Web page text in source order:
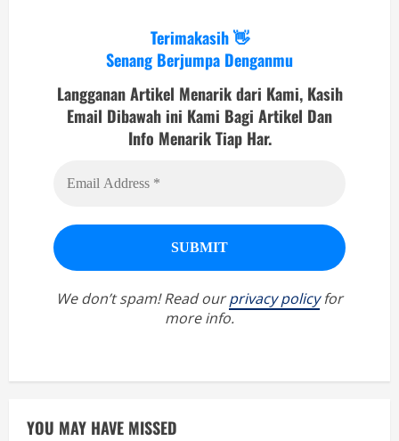
Terimakasih 👋
Senang Berjumpa Denganmu
Langganan Artikel Menarik dari Kami, Kasih
Email Dibawah ini Kami Bagi Artikel Dan
Info Menarik Tiap Har.
We don’t spam! Read ourprivacy policyfor
more info.
YOU MAY HAVE MISSED